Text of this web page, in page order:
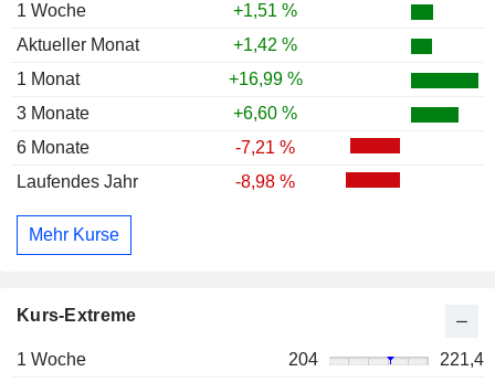
1 Woche
+1,51 %
Aktueller Monat
+1,42 %
1 Monat
+16,99 %
3 Monate
+6,60 %
6 Monate
-7,21 %
Laufendes Jahr
-8,98 %
Mehr Kurse
Kurs-Extreme
1 Woche 204
221,4